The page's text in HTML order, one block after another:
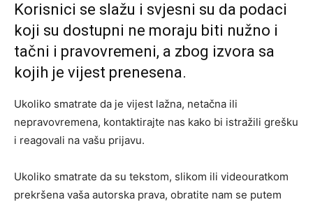
Korisnici se slažu i svjesni su da podaci
koji su dostupni ne moraju biti nužno i
tačni i pravovremeni, a zbog izvora sa
kojih je vijest prenesena.
Ukoliko smatrate da je vijest lažna, netačna ili
nepravovremena, kontaktirajte nas kako bi istražili grešku
i reagovali na vašu prijavu.
Ukoliko smatrate da su tekstom, slikom ili videouratkom
prekršena vaša autorska prava, obratite nam se putem